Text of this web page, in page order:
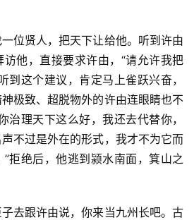
位贤人，把天下让给他。听到许由
他，直接要求许由，“请允许我把
到这个建议，肯定马上雀跃兴奋，
极致、超脱物外的许由连眼睛也不
治理天下这么好，我还去代替你，
不过是外在的形式，我才不为它而
拒绝后，他逃到颍水南面，箕山之
去跟许由说，你来当九州长吧。古